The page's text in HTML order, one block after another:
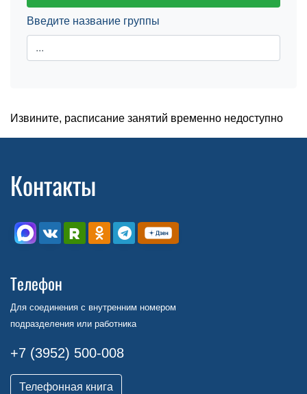
Введите название группы
Извините, расписание занятий временно недоступно
Контакты
Телефон
Для соединения с внутренним номером
подразделения или работника
+7 (3952) 500-008
Телефонная книга